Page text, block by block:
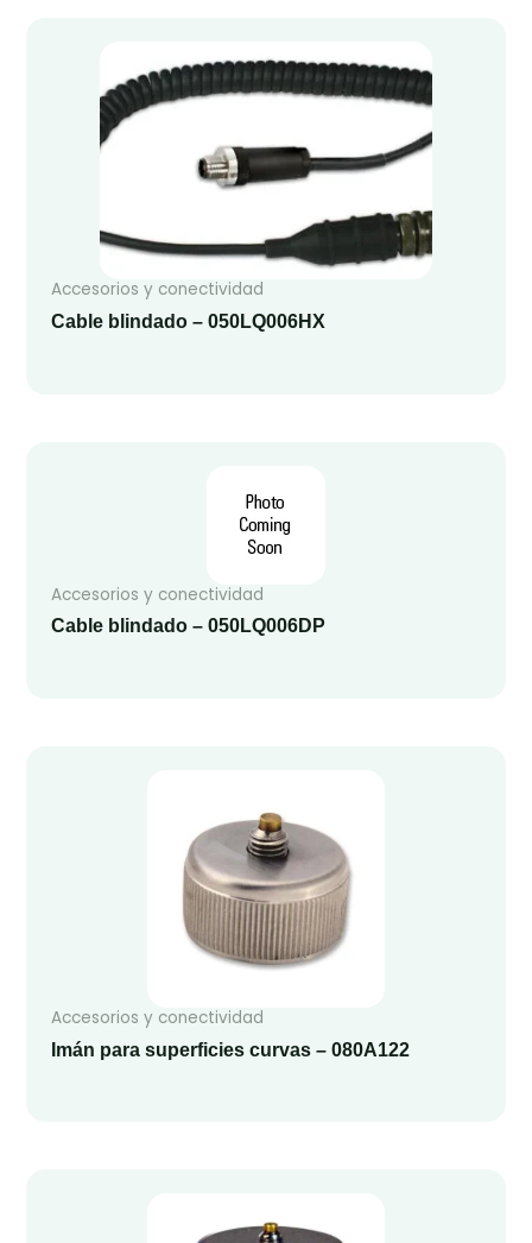
Accesorios y conectividad
Cable blindado – 050LQ006HX
Accesorios y conectividad
Cable blindado – 050LQ006DP
Accesorios y conectividad
Imán para superficies curvas – 080A122